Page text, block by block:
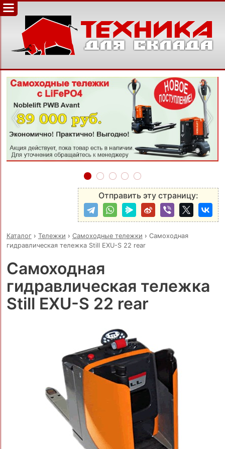
‹ ›
Отправить эту страницу:
Каталог› Тележки › Самоходные тележки › Самоходная
гидравлическая тележка Still EXU-S 22 rear
Самоходная
гидравлическая тележка
Still EXU-S 22 rear